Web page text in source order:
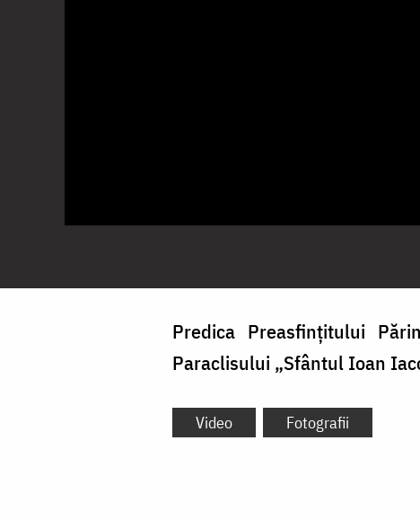
Predica Preasfințitului
Paraclisului „Sfântul Ioan
Video Fotografii